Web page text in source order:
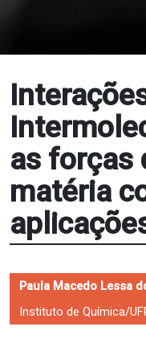
as forças
matéria
Paula Macedo Lessa
Instituto de Química/